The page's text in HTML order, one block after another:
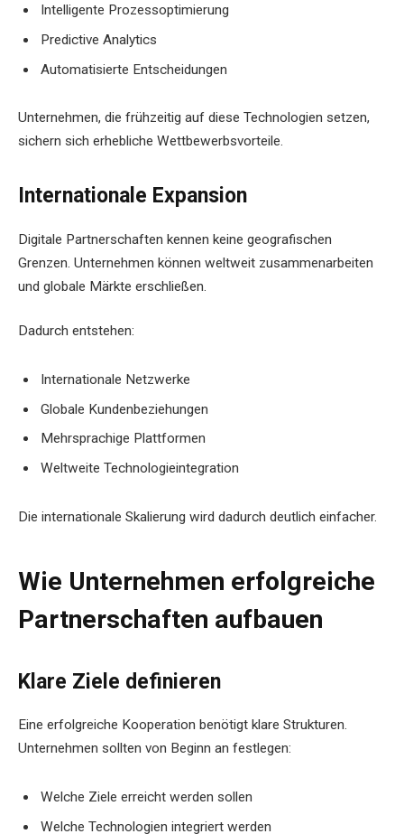
Intelligente Prozessoptimierung
Predictive Analytics
Automatisierte Entscheidungen
Unternehmen, die frühzeitig auf diese Technologien setzen,
sichern sich erhebliche Wettbewerbsvorteile.
Internationale Expansion
Digitale Partnerschaften kennen keine geografischen
Grenzen. Unternehmen können weltweit zusammenarbeiten
und globale Märkte erschließen.
Dadurch entstehen:
Internationale Netzwerke
Globale Kundenbeziehungen
Mehrsprachige Plattformen
Weltweite Technologieintegration
Die internationale Skalierung wird dadurch deutlich einfacher.
Wie Unternehmen erfolgreiche
Partnerschaften aufbauen
Klare Ziele definieren
Eine erfolgreiche Kooperation benötigt klare Strukturen.
Unternehmen sollten von Beginn an festlegen:
Welche Ziele erreicht werden sollen
Welche Technologien integriert werden